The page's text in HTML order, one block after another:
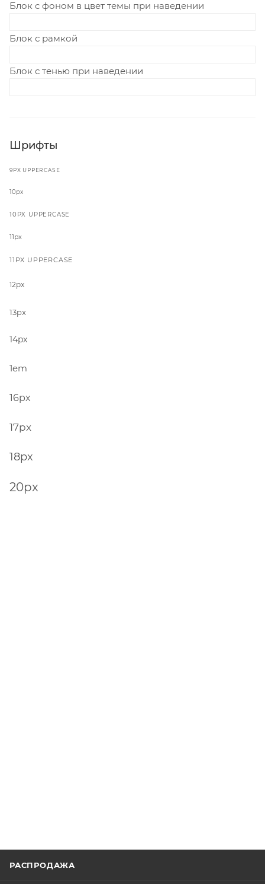
Блок с фоном в цвет темы при наведении
Блок с рамкой
Блок с тенью при наведении
Шрифты
9PX UPPERCASE
10px
10PX UPPERCASE
11px
11PX UPPERCASE
12px
13px
14px
1em
16px
17px
18px
20px
РАСПРОДАЖА